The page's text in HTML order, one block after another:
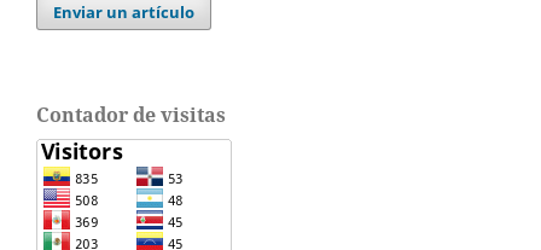
Enviar un artículo
Contador de visitas